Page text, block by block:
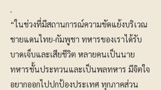
.
“ในช่วงที่มีสถานการณ์ความขัดแย้งบริเวณ
ชายแดนไทย-กัมพูชา ทหารของเราได้รับ
บาดเจ็บและเสียชีวิต หลายคนเป็นนาย
ทหารชั้นประทวนและเป็นพลทหาร มีจิตใจ
อยากออกไปปกป้องประเทศ ทุกภาคส่วน